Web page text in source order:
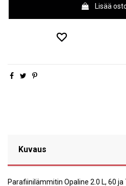
Lisää
Kuvaus
Parafiinilämmitin Opaline 2.0 L, 60 ja